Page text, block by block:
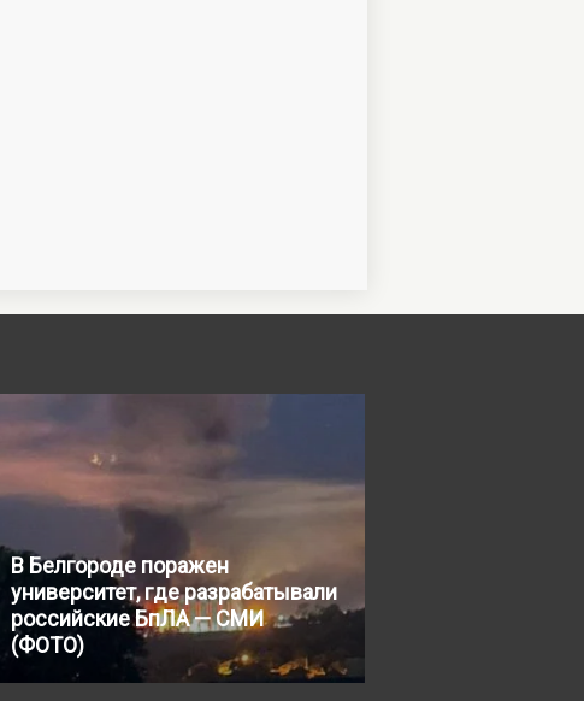
В Белгороде поражен
университет, где разрабатывали
российские БпЛА — СМИ
(ФОТО)